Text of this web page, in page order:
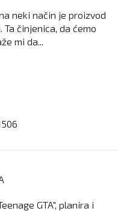
neki način je proizvod
činjenica, da ćemo
mi da...
GTA", planira i